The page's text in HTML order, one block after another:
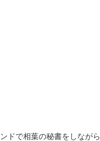
ドで相葉の秘書をしながら